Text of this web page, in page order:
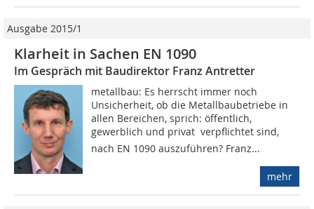
Ausgabe 2015/1
Klarheit in Sachen EN 1090
Im Gespräch mit Baudirektor Franz Antretter
metallbau: Es herrscht immer noch
Unsicherheit, ob die Metallbaubetriebe in
allen Bereichen, sprich: öffentlich,
gewerblich und privat  verpflichtet sind,
nach EN 1090 auszuführen? Franz...
mehr